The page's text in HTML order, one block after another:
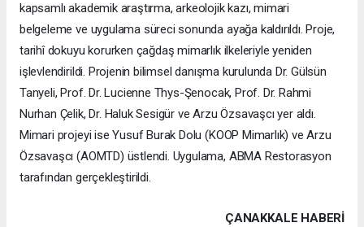
kapsamlı akademik araştırma, arkeolojik kazı, mimari
belgeleme ve uygulama süreci sonunda ayağa kaldırıldı. Proje,
tarihî dokuyu korurken çağdaş mimarlık ilkeleriyle yeniden
işlevlendirildi. Projenin bilimsel danışma kurulunda Dr. Gülsün
Tanyeli, Prof. Dr. Lucienne Thys-Şenocak, Prof. Dr. Rahmi
Nurhan Çelik, Dr. Haluk Sesigür ve Arzu Özsavaşcı yer aldı.
Mimari projeyi ise Yusuf Burak Dolu (KOOP Mimarlık) ve Arzu
Özsavaşcı (AOMTD) üstlendi. Uygulama, ABMA Restorasyon
tarafından gerçekleştirildi.
ÇANAKKALE HABERİ